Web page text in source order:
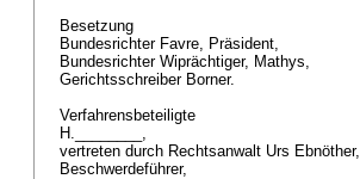
Besetzung
Bundesrichter Favre, Präsident,
Bundesrichter Wiprächtiger, Mathys,
Gerichtsschreiber Borner.
Verfahrensbeteiligte
H.________,
vertreten durch Rechtsanwalt Urs Ebnöther,
Beschwerdeführer,